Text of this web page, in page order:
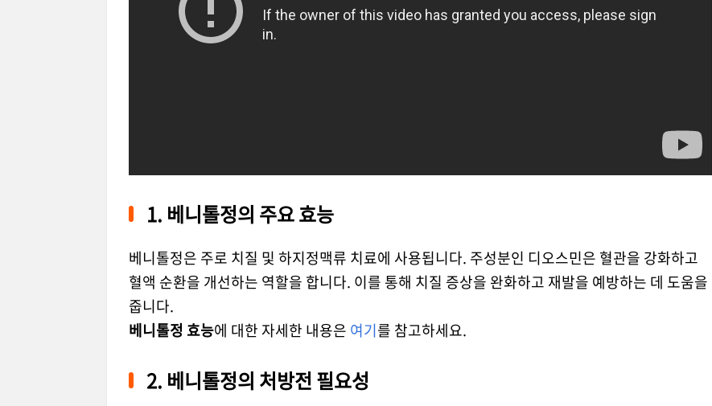
1. 베니톨정의 주요 효능
베니톨정은 주로 치질 및 하지정맥류 치료에 사용됩니다. 주성분인 디오스민은 혈관을 강화하고
혈액 순환을 개선하는 역할을 합니다. 이를 통해 치질 증상을 완화하고 재발을 예방하는 데 도움을
줍니다.
베니톨정 효능에 대한 자세한 내용은 여기를 참고하세요.
2. 베니톨정의 처방전 필요성